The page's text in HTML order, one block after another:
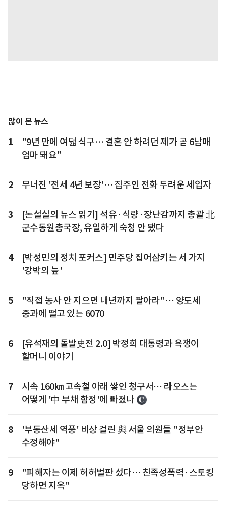
많이 본 뉴스
1
"9년 만에 여덟 식구… 결혼 안 하려던 제가 곧 6남매
엄마 돼요"
2 무너진 '전세 4년 보장'… 집주인 전화 두려운 세입자
3
[논설실의 뉴스 읽기] 석유·식량·장난감까지 총괄 北
군수동원총국장, 유일하게 숙청 안 됐다
4
[박성민의 정치 포커스] 민주당 집어삼키는 세 가지
'강박의 늪'
5
"직접 농사 안 지으면 내년까지 팔아라"… 양도세
중과에 떨고 있는 6070
6
[유석재의 돌발史전 2.0] 박정희 대통령과 욕쟁이
할머니 이야기
7
시속 160㎞ 고속철 아래 쌓인 청구서… 라오스는
어떻게 '中 부채 함정'에 빠졌나
8
'부동산세 역풍' 비상 걸린 與 서울 의원들 "정부안
수정해야"
9
"피해자는 이제 허허벌판 섰다… 친족성폭력·스토킹
당하면 지옥"